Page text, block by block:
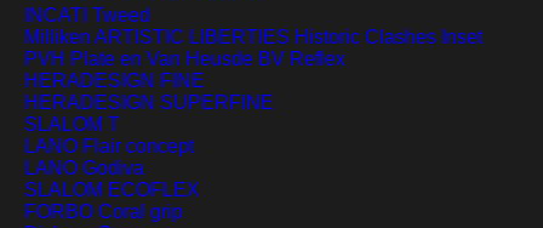
INCATI Tweed
Milliken ARTISTIC LIBERTIES Historic Clashes Inset
PVH Plate en Van Heusde BV Reflex
HERADESIGN FINE
HERADESIGN SUPERFINE
SLALOM T
LANO Flair concept
LANO Godiva
SLALOM ECOFLEX
FORBO Coral grip